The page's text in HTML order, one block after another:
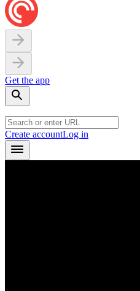
Get the app
Create accountLog in